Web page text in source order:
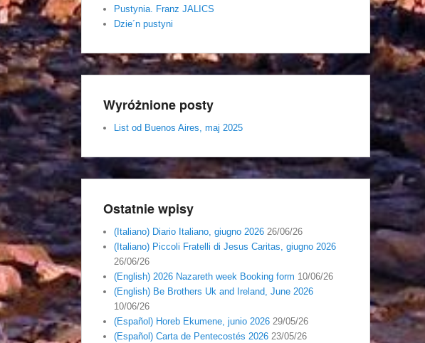
Pustynia. Franz JALICS
Dzie´n pustyni
Wyróżnione posty
List od Buenos Aires, maj 2025
Ostatnie wpisy
(Italiano) Diario Italiano, giugno 2026 26/06/26
(Italiano) Piccoli Fratelli di Jesus Caritas, giugno 2026
26/06/26
(English) 2026 Nazareth week Booking form 10/06/26
(English) Be Brothers Uk and Ireland, June 2026
10/06/26
(Español) Horeb Ekumene, junio 2026 29/05/26
(Español) Carta de Pentecostés 2026 23/05/26